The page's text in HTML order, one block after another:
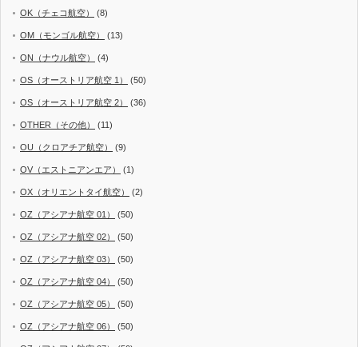
OK（チェコ航空） (8)
OM（モンゴル航空） (13)
ON（ナウル航空） (4)
OS（オーストリア航空 1） (50)
OS（オーストリア航空 2） (36)
OTHER（その他） (11)
OU（クロアチア航空） (9)
OV（エストニアンエア） (1)
OX（オリエントタイ航空） (2)
OZ（アシアナ航空 01） (50)
OZ（アシアナ航空 02） (50)
OZ（アシアナ航空 03） (50)
OZ（アシアナ航空 04） (50)
OZ（アシアナ航空 05） (50)
OZ（アシアナ航空 06） (50)